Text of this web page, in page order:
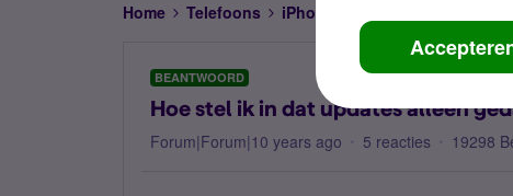
Home Telefoons iPhone / iOS
BEANTWOORD
Hoe stel ik in dat updates alleen
Forum|Forum|10 years ago 5 reacties 19298